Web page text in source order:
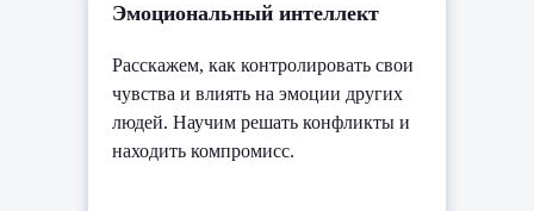
Эмоциональный интеллект
Расскажем, как контролировать свои
чувства и влиять на эмоции других
людей. Научим решать конфликты и
находить компромисс.